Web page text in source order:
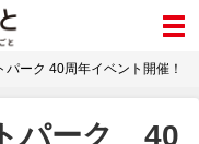
ーク 40周年イベント開催！
パーク 40